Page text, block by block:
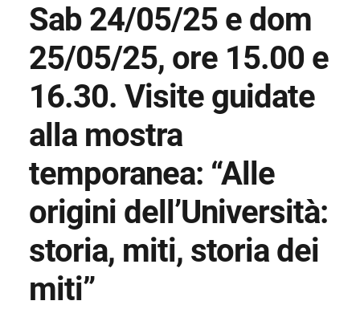
Sab 24/05/25 e dom
25/05/25, ore 15.00 e
16.30. Visite guidate
alla mostra
temporanea: “Alle
origini dell’Università:
storia, miti, storia dei
miti”